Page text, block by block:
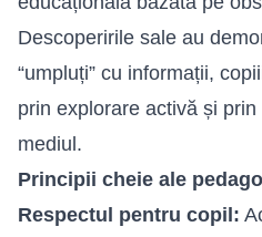
Descoperirile sale au
“umpluți” cu informații,
prin explorare activă și
mediul.
Principii cheie ale
Respectul pentru copil: